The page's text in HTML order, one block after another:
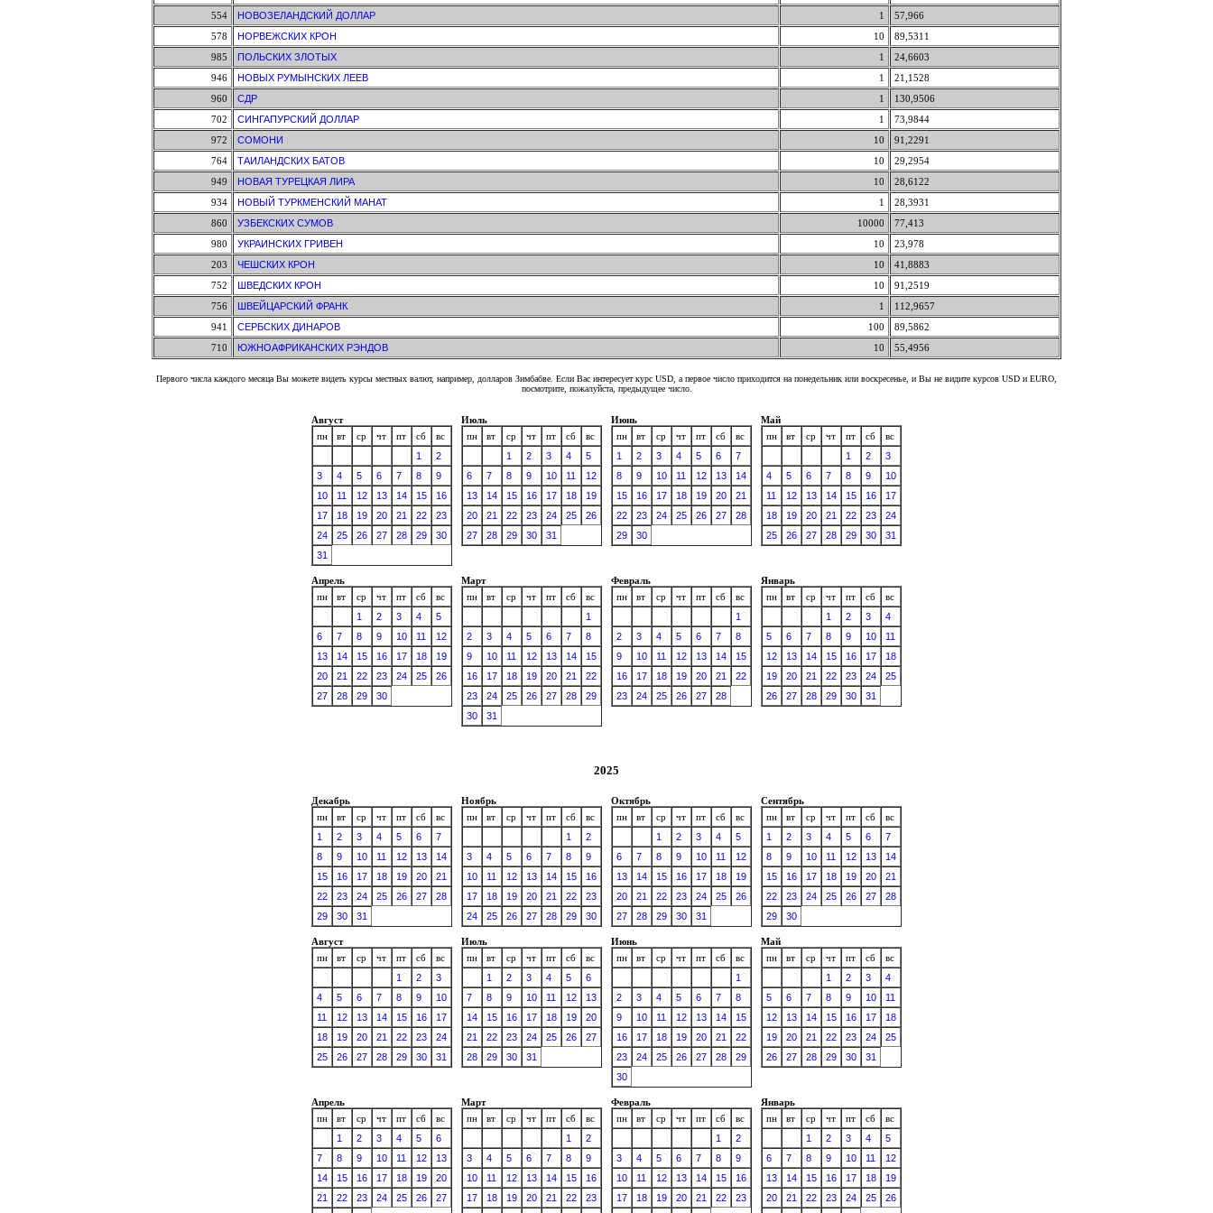
554 НОВОЗЕЛАНДСКИЙ ДОЛЛАР 1
57,966
578
НОРВЕЖСКИХ КРОН 10
89,5311
985
ПОЛЬСКИХ ЗЛОТЫХ 1
24,6603
946
НОВЫХ РУМЫНСКИХ ЛЕЕВ 1
21,1528
960
СДР 1
130,9506
702
СИНГАПУРСКИЙ ДОЛЛАР 1
73,9844
972
СОМОНИ 10
91,2291
764
ТАИЛАНДСКИХ БАТОВ 10
29,2954
949
НОВАЯ ТУРЕЦКАЯ ЛИРА 10
28,6122
934
НОВЫЙ ТУРКМЕНСКИЙ МАНАТ 1
28,3931
860
УЗБЕКСКИХ СУМОВ 10000
77,413
980
УКРАИНСКИХ ГРИВЕН 10
23,978
203
ЧЕШСКИХ КРОН 10
41,8883
752
ШВЕДСКИХ КРОН 10
91,2519
756
ШВЕЙЦАРСКИЙ ФРАНК 1
112,9657
941
СЕРБСКИХ ДИНАРОВ 100
89,5862
710
ЮЖНОАФРИКАНСКИХ РЭНДОВ 10 55,4956
Первого числа каждого месяца Вы можете видеть курсы местных валют, например, долларов Зимбабве. Если Вас интересует курс USD, а первое число приходится на понедельник или воскресенье, и Вы не видите курсов USD и EURO,
посмотрите, пожалуйста, предыдущее число.
Август
пн
вт ср чт пт сб
вс
1
2
3
4 5 6 7 8
9
10
11 12 13 14 15
16
17
18 19 20 21 22
23
24
25 26 27 28 29
30
31
Июль
пн
вт ср чт пт сб
вс
1
2 3 4
5
6
7 8 9 10 11
12
13
14 15 16 17 18
19
20
21 22 23 24 25
26
27
28 29 30 31
Июнь
пн
вт ср чт пт сб
вс
1
2 3 4 5 6
7
8
9 10 11 12 13
14
15
16 17 18 19 20
21
22
23 24 25 26 27
28
29
30
Май
пн
вт ср чт пт сб
вс
1
2
3
4
5 6 7 8 9
10
11
12 13 14 15 16
17
18
19 20 21 22 23
24
25
26 27 28 29 30 31
Апрель
пн
вт ср чт пт сб
вс
1
2 3 4
5
6
7 8 9 10 11
12
13
14 15 16 17 18
19
20
21 22 23 24 25
26
27
28 29 30
Март
пн
вт ср чт пт сб
вс
1
2
3 4 5 6 7
8
9
10 11 12 13 14
15
16
17 18 19 20 21
22
23
24 25 26 27 28
29
30
31
Февраль
пн
вт ср чт пт сб
вс
1
2
3 4 5 6 7
8
9
10 11 12 13 14
15
16
17 18 19 20 21
22
23
24 25 26 27 28
Январь
пн
вт ср чт пт сб
вс
1
2 3
4
5
6 7 8 9 10
11
12
13 14 15 16 17
18
19
20 21 22 23 24
25
26
27 28 29 30 31
2025
Декабрь
пн
вт ср чт пт сб
вс
1
2 3 4 5 6
7
8
9 10 11 12 13
14
15
16 17 18 19 20
21
22
23 24 25 26 27
28
29
30 31
Ноябрь
пн
вт ср чт пт сб
вс
1
2
3
4 5 6 7 8
9
10
11 12 13 14 15
16
17
18 19 20 21 22
23
24
25 26 27 28 29 30
Октябрь
пн
вт ср чт пт сб
вс
1
2 3 4
5
6
7 8 9 10 11
12
13
14 15 16 17 18
19
20
21 22 23 24 25
26
27
28 29 30 31
Сентябрь
пн
вт ср чт пт сб
вс
1
2 3 4 5 6
7
8
9 10 11 12 13
14
15
16 17 18 19 20
21
22
23 24 25 26 27
28
29
30
Август
пн
вт ср чт пт сб
вс
1
2
3
4
5 6 7 8 9
10
11
12 13 14 15 16
17
18
19 20 21 22 23
24
25
26 27 28 29 30 31
Июль
пн
вт ср чт пт сб
вс
1
2 3 4 5
6
7
8 9 10 11 12
13
14
15 16 17 18 19
20
21
22 23 24 25 26
27
28
29 30 31
Июнь
пн
вт ср чт пт сб
вс
1
2
3 4 5 6 7
8
9
10 11 12 13 14
15
16
17 18 19 20 21
22
23
24 25 26 27 28
29
30
Май
пн
вт ср чт пт сб
вс
1
2 3
4
5
6 7 8 9 10
11
12
13 14 15 16 17
18
19
20 21 22 23 24
25
26
27 28 29 30 31
Апрель
пн
вт ср чт пт сб
вс
1
2 3 4 5
6
7
8 9 10 11 12
13
14
15 16 17 18 19
20
21
22 23 24 25 26
27
Март
пн
вт ср чт пт сб
вс
1
2
3
4 5 6 7 8
9
10
11 12 13 14 15
16
17
18 19 20 21 22
23
Февраль
пн
вт ср чт пт сб
вс
1
2
3
4 5 6 7 8
9
10
11 12 13 14 15
16
17
18 19 20 21 22
23
Январь
пн
вт ср чт пт сб
вс
1
2 3 4
5
6
7 8 9 10 11
12
13
14 15 16 17 18
19
20
21 22 23 24 25
26